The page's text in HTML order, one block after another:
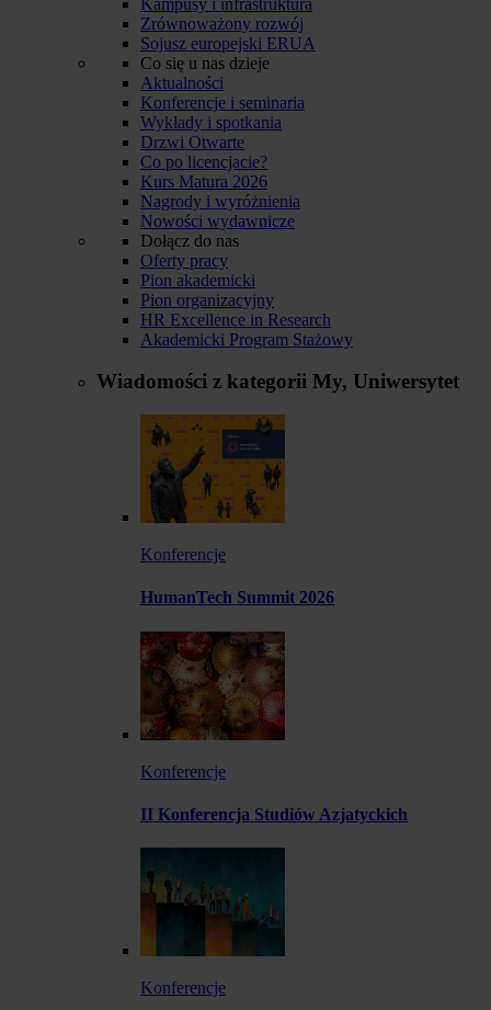
Zrównoważony rozwój
Sojusz europejski ERUA
Co się u nas dzieje
Aktualności
Konferencje i seminaria
Wykłady i spotkania
Drzwi Otwarte
Co po licencjacie?
Kurs Matura 2026
Nagrody i wyróżnienia
Nowości wydawnicze
Dołącz do nas
Oferty pracy
Pion akademicki
Pion organizacyjny
HR Excellence in Research
Akademicki Program Stażowy
Wiadomości z kategorii My, Uniwersytet
Konferencje
HumanTech Summit 2026
Konferencje
II Konferencja Studiów Azjatyckich
Konferencje